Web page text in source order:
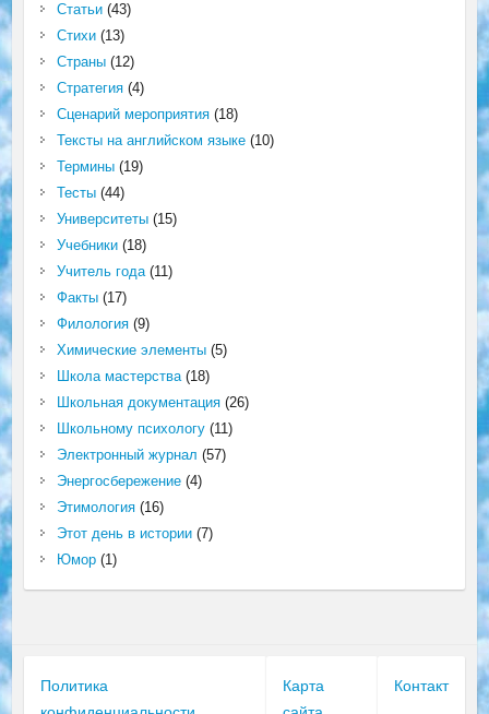
Статьи(43)
Стихи(13)
Страны(12)
Стратегия(4)
Сценарий мероприятия(18)
Тексты на английском языке(10)
Термины(19)
Тесты(44)
Университеты(15)
Учебники(18)
Учитель года(11)
Факты(17)
Филология(9)
Химические элементы(5)
Школа мастерства(18)
Школьная документация(26)
Школьному психологу(11)
Электронный журнал (57)
Энергосбережение(4)
Этимология(16)
Этот день в истории(7)
Юмор(1)
Политика
Карта
Контакт